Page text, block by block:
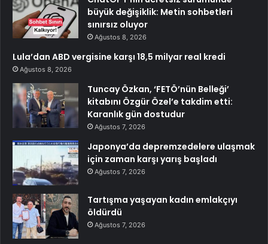
büyük değişiklik: Metin sohbetleri
sınırsız oluyor
Ağustos 8, 2026
Lula’dan ABD vergisine karşı 18,5 milyar real kredi
Ağustos 8, 2026
Tuncay Özkan, ‘FETÖ’nün Belleği’
kitabını Özgür Özel’e takdim etti:
Karanlık gün dostudur
Ağustos 7, 2026
Japonya’da depremzedelere ulaşmak
için zaman karşı yarış başladı
Ağustos 7, 2026
Tartışma yaşayan kadın emlakçıyı
öldürdü
Ağustos 7, 2026